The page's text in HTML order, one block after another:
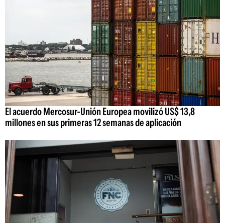
El acuerdo Mercosur-Unión Europea movilizó US$ 13,8
millones en sus primeras 12 semanas de aplicación